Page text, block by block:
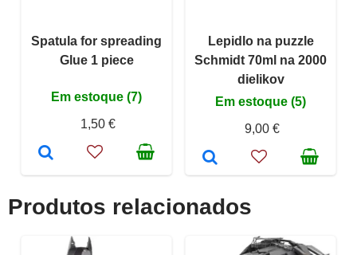
Spatula for spreading
Glue 1 piece
Em estoque (7)
1,50 €
Lepidlo na puzzle
Schmidt 70ml na 2000
dielikov
Em estoque (5)
9,00 €
Produtos relacionados